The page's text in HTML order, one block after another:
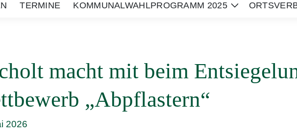
TERMINE KOMMUNALWAHLPROGRAMM 2025
Zeige
macht mit beim
„Abpflastern“
2026